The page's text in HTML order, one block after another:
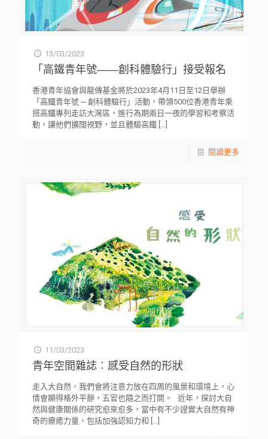
13/03/2023
「高鐵青年號——創科體驗行」接受報名
香港青年協會與龍傳基金將於2023年4月11日至12日舉辦
「高鐵青年號 ─ 創科體驗行」活動，帶領500位香港青年乘
搭高鐵專列走訪大灣區，進行為期兩日一夜的學習和考察活
動，讓他們擴闊視野，並且體驗高鐵[…]
閱讀更多
11/03/2023
青年空間雜誌︰感受自然的形狀
走入大自然，我們會將注意力放在四周的風景和環境上，心
情會顯得格外平靜，五官也隨之而打開。 近年，探討大自
然與健康關係的研究愈來愈多，當中有不少證實大自然有神
奇的療癒力量，包括加強認知力和 […]